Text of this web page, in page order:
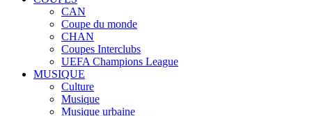
CAN
Coupe du monde
CHAN
Coupes Interclubs
UEFA Champions League
MUSIQUE
Culture
Musique
Musique urbaine